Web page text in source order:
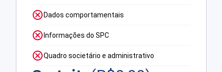
Dados comportamentais
Informações do SPC
Quadro societário e administrativo